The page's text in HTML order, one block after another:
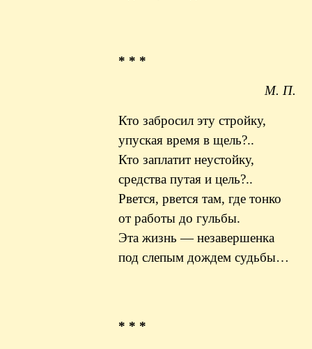
* * *
М. П.
Кто забросил эту стройку,
упуская время в щель?..
Кто заплатит неустойку,
средства путая и цель?..
Рвется, рвется там, где тонко
от работы до гульбы.
Эта жизнь —незавершенка
под слепым дождем судьбы…
* * *